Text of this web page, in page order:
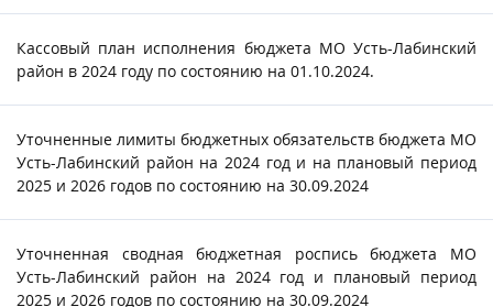
Кассовый план исполнения бюджета МО Усть-Лабинский
район в 2024 году по состоянию на 01.10.2024.
Уточненные лимиты бюджетных обязательств бюджета МО
Усть-Лабинский район на 2024 год и на плановый период
2025 и 2026 годов по состоянию на 30.09.2024
Уточненная сводная бюджетная роспись бюджета МО
Усть-Лабинский район на 2024 год и плановый период
2025 и 2026 годов по состоянию на 30.09.2024